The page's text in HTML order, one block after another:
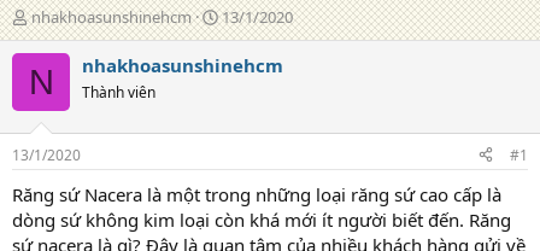
T
á
c
g
ả
nhakhoasunshinehcm
N
g
à
g
13/1/2020
N nhakhoasunshinehcm
Thành viên
13/1/2020 #1
Răng sứ Nacera là một trong những loại răng sứ cao cấp là
dòng sứ không kim loại còn khá mới ít người biết đến. Răng
sứ nacera là gì? Đây là quan tâm của nhiều khách hàng gửi về